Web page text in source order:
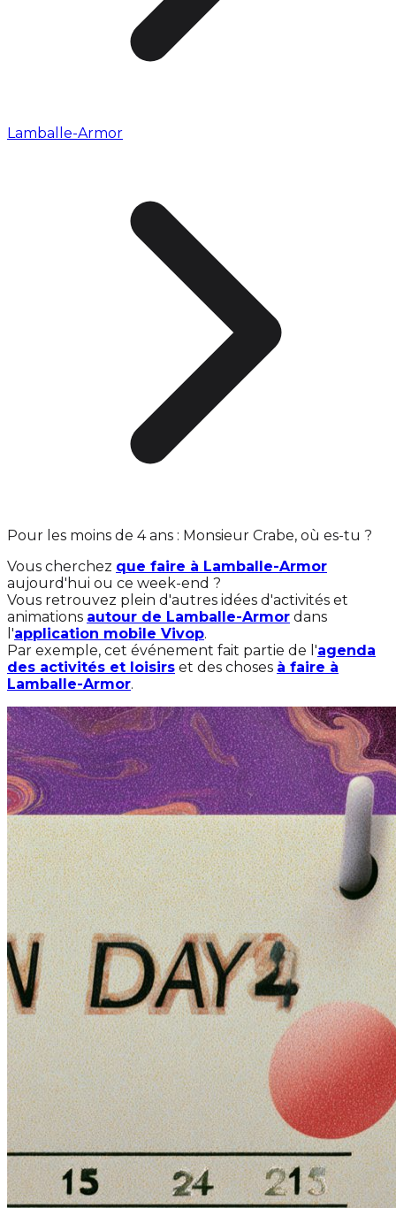
Lamballe-Armor
Pour les moins de 4 ans : Monsieur Crabe, où es-tu ?
Vous cherchez que faire à Lamballe-Armor
aujourd'hui ou ce week-end ?
Vous retrouvez plein d'autres idées d'activités et
animations autour de Lamballe-Armor dans
l'application mobile Vivop.
Par exemple, cet événement fait partie de l'agenda
des activités et loisirs et des choses à faire à
Lamballe-Armor.